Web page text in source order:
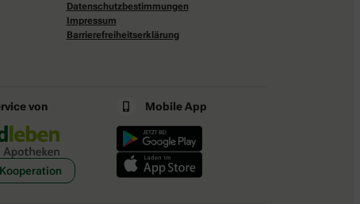
Datenschutzbestimmungen
Impressum
Barrierefreiheitserklärung
von Mobile App